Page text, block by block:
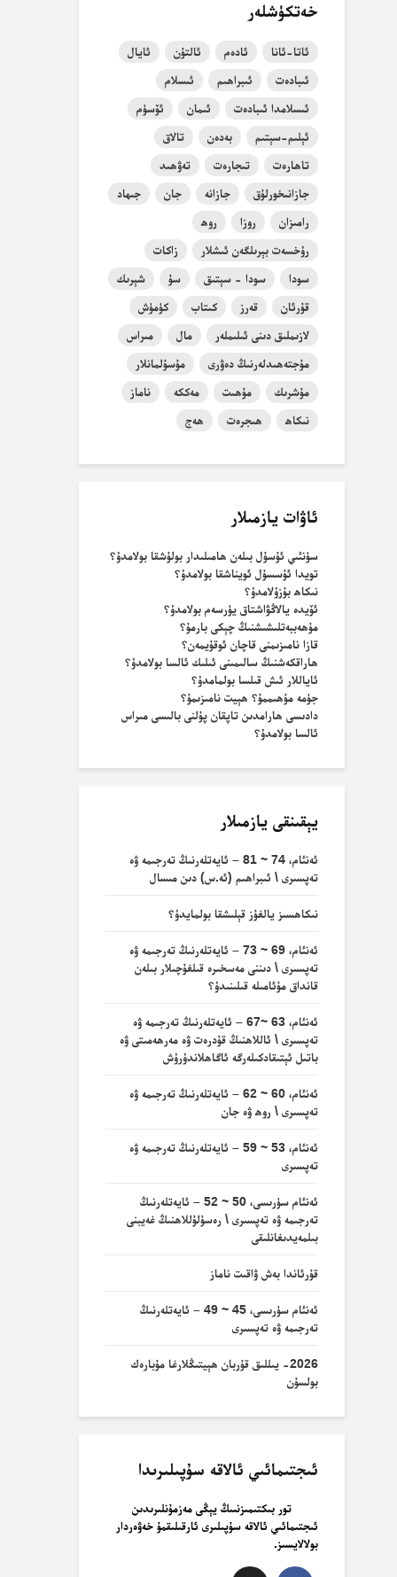
خەتكۈشلەر
ئاتا-ئانا ئادەم ئالتۇن
ئايال
ئىبادەت
ئىبراھىم
ئىسلام
ئىسلامدا ئىبادەت
ئىمان
ئۆسۈم
ئېلىم-سېتىم
بەدەن
تالاق
تاھارەت
تىجارەت
تەۋھىد
جازانىخورلۇق
جازانە جان
جىھاد
رامىزان
روزا
روھ
رۇخسەت بېرىلگەن ئىشلار
زاكات
سودا
سودا - سېتىق سۇ
شېرىك
قۇرئان
قەرز كىتاب
كۈمۈش
لازىملىق دىنى ئىلىملەر
مال
مىراس
مۇجتەھىدلەرنىڭ دەۋرى
مۇسۇلمانلار
مۇشرىك
مۇھىت مەككە
ناماز
نىكاھ
ھىجرەت ھەج
ئاۋات يازمىلار
سۈنئىي ئۇسۇل بىلەن ھامىلىدار بولۇشقا بولامدۇ؟
تويدا ئۇسسۇل ئويناشقا بولامدۇ؟
نىكاھ بۇزۇلامدۇ؟
ئۆيدە يالاڭۋاشتاق يۈرسەم بولامدۇ؟
مۇھەببەتلىشىشنىڭ چېكى بارمۇ؟
قازا نامىزىمنى قاچان ئوقۇيمەن؟
ھاراقكەشنىڭ سالىمىنى ئىلىك ئالسا بولامدۇ؟
ئاياللار ئىش قىلسا بولمامدۇ؟
جۈمە مۇھىممۇ؟ ھېيت نامىزىمۇ؟
دادىسى ھارامدىن تاپقان پۇلنى بالىسى مىراس
ئالسا بولامدۇ؟
يېقىنقى يازمىلار
ئەنئام، 74 ~ 81 – ئايەتلەرنىڭ تەرجىمە ۋە
تەپسىرى \ ئىبراھىم (ئە.س) دىن مىسال
نىكاھسىز يالغۇز قېلىشقا بولمايدۇ؟
ئەنئام، 69 ~ 73 – ئايەتلەرنىڭ تەرجىمە ۋە
تەپسىرى \ دىننى مەسخىرە قىلغۇچىلار بىلەن
قانداق مۇئامىلە قىلىنىدۇ؟
ئەنئام، 63 ~67 – ئايەتلەرنىڭ تەرجىمە ۋە
تەپسىرى \ ئاللاھنىڭ قۇدرەت ۋە مەرھەمىتى ۋە
باتىل ئېتىقادكىلەرگە ئاگاھلاندۇرۇش
ئەنئام، 60 ~ 62 – ئايەتلەرنىڭ تەرجىمە ۋە
تەپسىرى \ روھ ۋە جان
ئەنئام، 53 ~ 59 – ئايەتلەرنىڭ تەرجىمە ۋە
تەپسىرى
ئەنئام سۈرىسى، 50 ~ 52 – ئايەتلەرنىڭ
تەرجىمە ۋە تەپسىرى \ رەسۇلۇللاھنىڭ غەيبنى
بىلمەيدىغانلىقى
قۇرئاندا بەش ۋاقىت ناماز
ئەنئام سۈرىسى، 45 ~ 49 – ئايەتلەرنىڭ
تەرجىمە ۋە تەپسىرى
2026- يىللىق قۇربان ھېيتىڭلارغا مۇبارەك
بولسۇن
ئىجتىمائىي ئالاقە سۇپىلىرىدا
تور بىكتىمىزنىىڭ يېڭى مەزمۇنلىرىدىن
ئىجتىمائىي ئالاقە سۇپىلىرى ئارقىلىقمۇ خەۋەردار
بولالايسىز.